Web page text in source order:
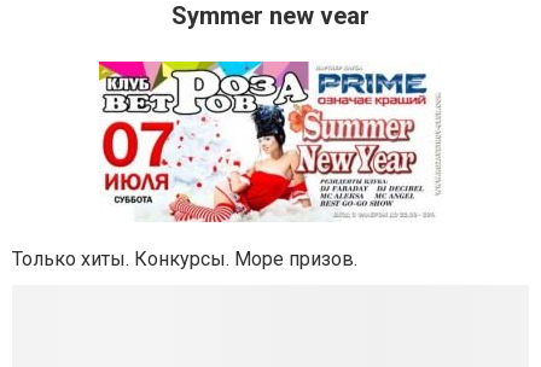
Symmer new vear
Только хиты. Конкурсы. Море призов.